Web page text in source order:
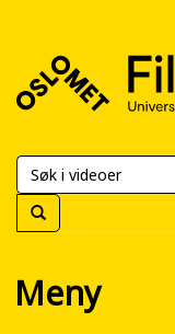
FilMet
Meny